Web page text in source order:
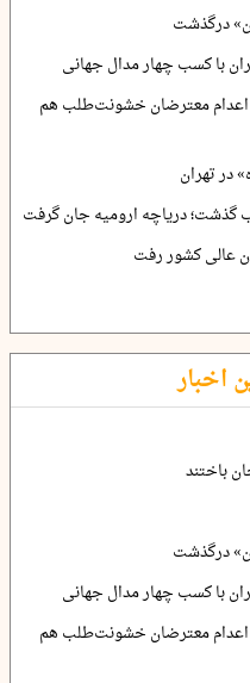
درگذشت
با کسب چهار مدال جهانی
معترضان خشونت‌طلب هم
در تهران
عالی کشور رفت
اخبار
درگذشت
با کسب چهار مدال جهانی
معترضان خشونت‌طلب هم